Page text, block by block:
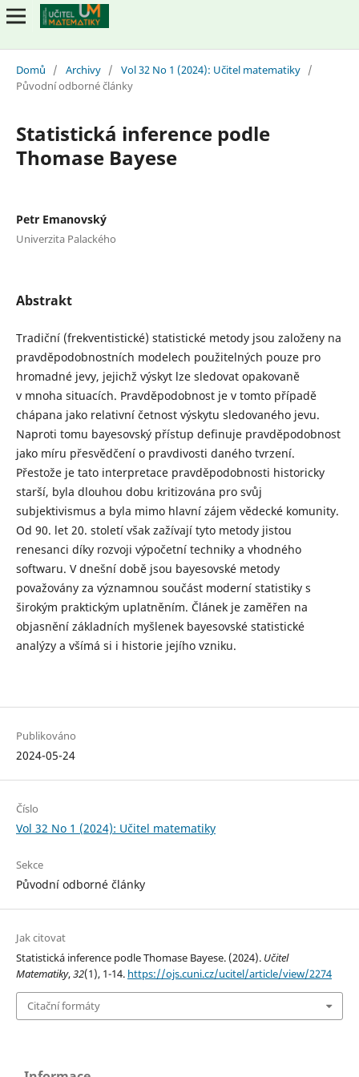
Domů / Archivy / Vol 32 No 1 (2024): Učitel matematiky /
Původní odborné články
Statistická inference podle
Thomase Bayese
Petr Emanovský
Univerzita Palackého
Abstrakt
Tradiční (frekventistické) statistické metody jsou založeny na
pravděpodobnostních modelech použitelných pouze pro
hromadné jevy, jejichž výskyt lze sledovat opakovaně
v mnoha situacích. Pravděpodobnost je v tomto případě
chápana jako relativní četnost výskytu sledovaného jevu.
Naproti tomu bayesovský přístup definuje pravděpodobnost
jako míru přesvědčení o pravdivosti daného tvrzení.
Přestože je tato interpretace pravděpodobnosti historicky
starší, byla dlouhou dobu kritizována pro svůj
subjektivismus a byla mimo hlavní zájem vědecké komunity.
Od 90. let 20. století však zažívají tyto metody jistou
renesanci díky rozvoji výpočetní techniky a vhodného
softwaru. V dnešní době jsou bayesovské metody
považovány za významnou součást moderní statistiky s
širokým praktickým uplatněním. Článek je zaměřen na
objasnění základních myšlenek bayesovské statistické
analýzy a všímá si i historie jejího vzniku.
Publikováno
2024-05-24
Číslo
Vol 32 No 1 (2024): Učitel matematiky
Sekce
Původní odborné články
Jak citovat
Statistická inference podle Thomase Bayese. (2024). Učitel
Matematiky,32(1), 1-14. https://ojs.cuni.cz/ucitel/article/view/2274
Citační formáty